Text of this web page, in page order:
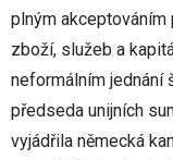
plným
zboží, služeb a
neformálním jednání
předseda unijních
vyjádřila německá